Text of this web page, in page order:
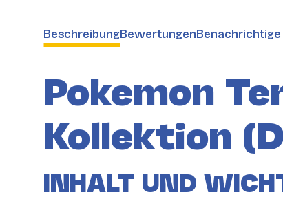
weitere Registerkarten anzeigen
BeschreibungBewertungen
Pokemon
Kollektion
INHALT UND